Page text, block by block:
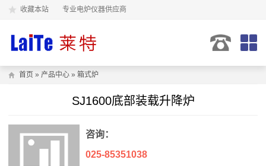
收藏本站 专业电炉仪器供应商
首页 » 产品中心 » 箱式炉
SJ1600底部装载升降炉
咨询：
025-85351038